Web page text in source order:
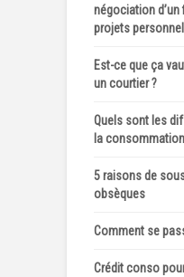
négociation
projets
Est-ce que ça
un courtier ?
Quels sont les
la
5 raisons de
obsèques
Comment se
Crédit conso